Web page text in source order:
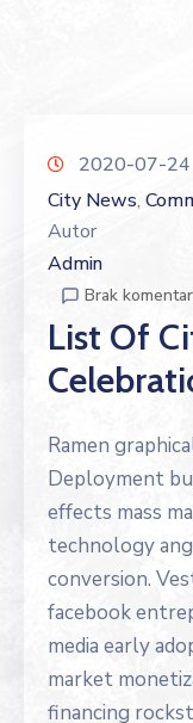
2020-07-24
City News‚
Autor
Admin
Brak
List Of
Ramen
Deployment
effects mass
technology
conversion.
facebook
media early
market
financing